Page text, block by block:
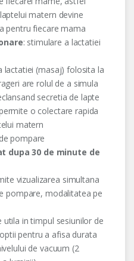
matern devine
pentru fiecare mama
: stimulare a lactatiei
lactatiei (masaj) folosita la
are rolul de a simula
secretia de lapte
o colectare rapida
matern
pompare
dupa 30 de minute de
vizualizarea simultana
pompare, modalitatea pe
in timpul sesiunilor de
pentru a afisa durata
de vacuum (2